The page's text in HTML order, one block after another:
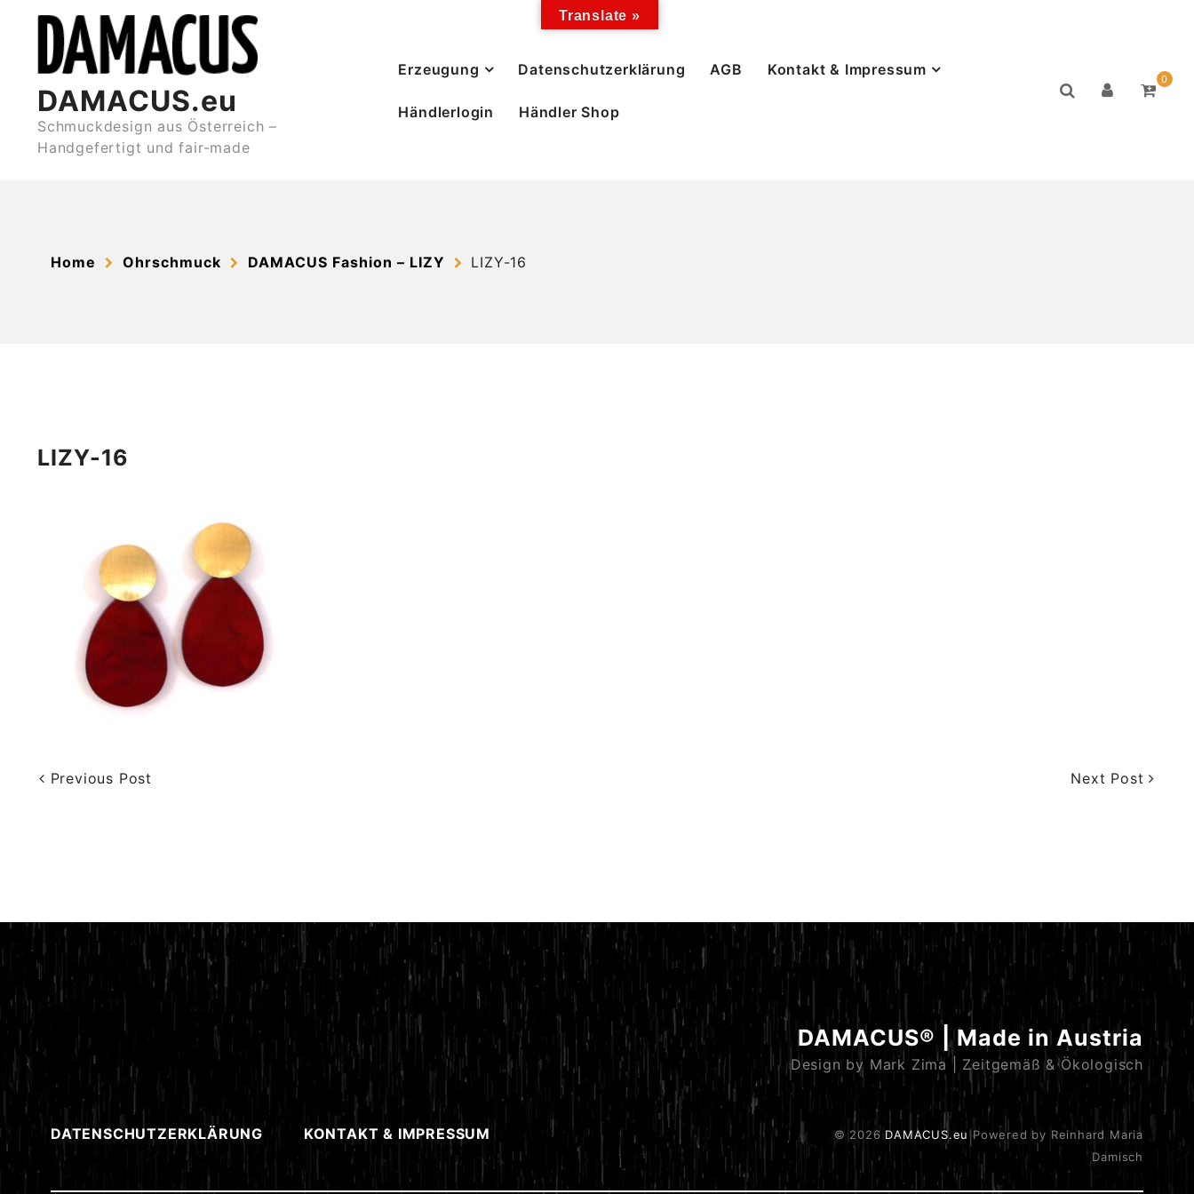
content
DAMACUS.eu
Schmuckdesign aus Österreich –
Handgefertigt und fair-made
Erzeugung Datenschutzerklärung AGB Kontakt & Impressum
Händlerlogin Händler Shop
0
Home Ohrschmuck DAMACUS Fashion – LIZY LIZY-16
LIZY-16
Previous Post Next Post
DAMACUS® | Made in Austria
Design by Mark Zima | Zeitgemäß & Ökologisch
DATENSCHUTZERKLÄRUNG KONTAKT & IMPRESSUM © 2026 DAMACUS.eu Powered by Reinhard Maria
Damisch
Translate »